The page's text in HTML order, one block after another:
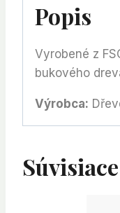
Popis
Vyrobené z
bukového
Výrobca: